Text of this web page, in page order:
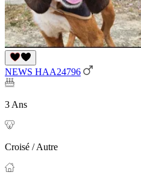
NEWS HAA24796
3 Ans
Croisé / Autre